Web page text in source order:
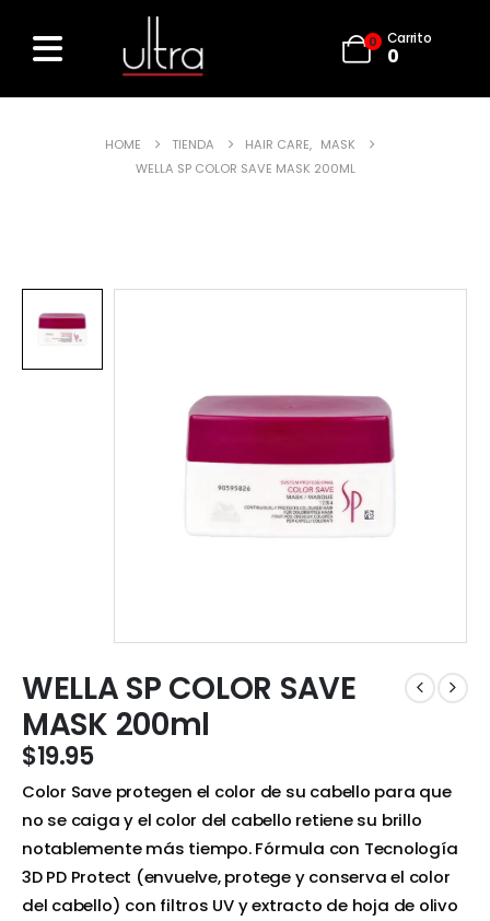
0 Carrito
0
HOME TIENDA HAIR CARE, MASK
WELLA SP COLOR SAVE MASK 200ML
WELLA SP COLOR SAVE
MASK 200ml
$19.95
Color Save protegen el color de su cabello para que
no se caiga y el color del cabello retiene su brillo
notablemente más tiempo. Fórmula con Tecnología
3D PD Protect (envuelve, protege y conserva el color
del cabello) con filtros UV y extracto de hoja de olivo